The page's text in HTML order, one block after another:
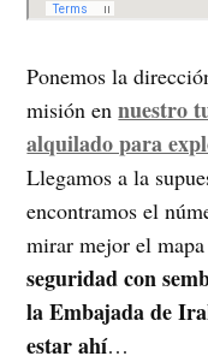
Ponemos la
misión ennuestro
alquilado para
Llegamos a la
encontramos el
mirar mejor el
seguridad con
la Embajada de
estar ahí…